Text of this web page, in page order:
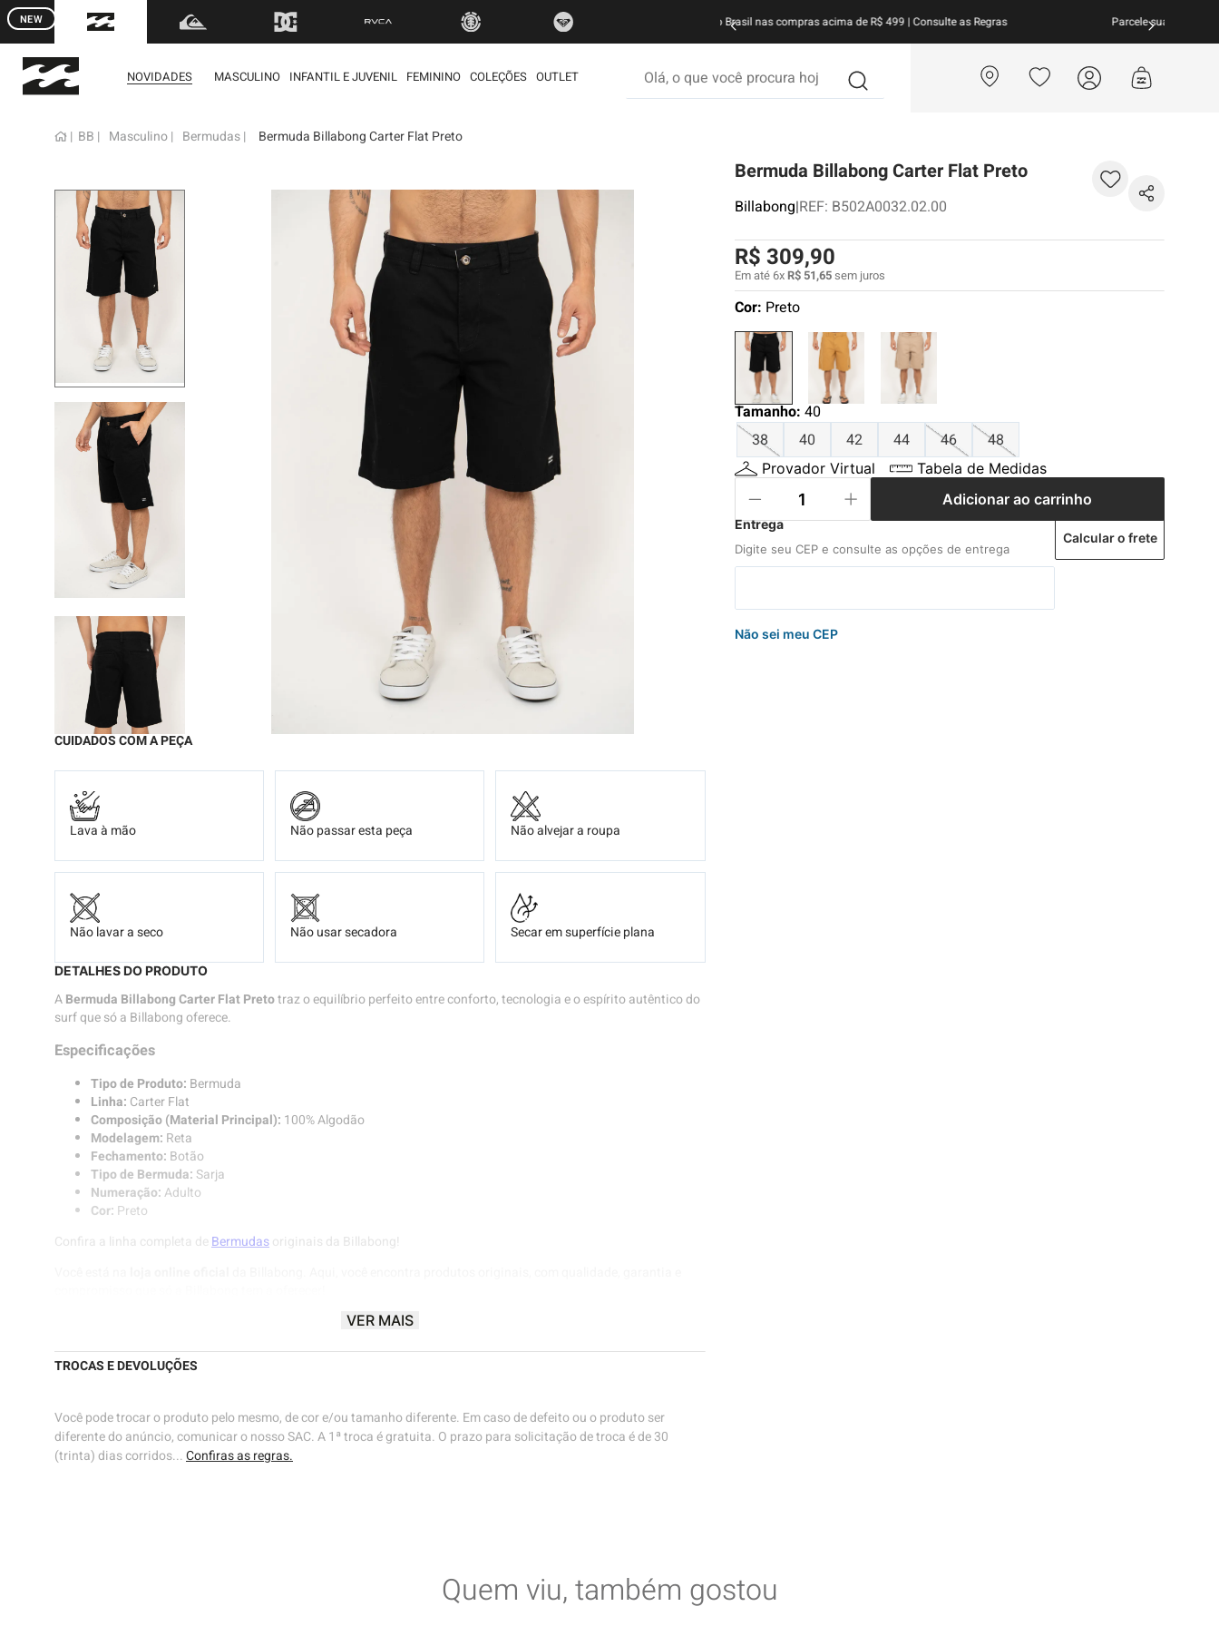
FRETE GRÁTISpara todo Brasil nas compras acima de R$ 499 | Consulte as Regras Parcele suas compras ematé 10x sem juros!
NOVIDADES MASCULINO INFANTIL E JUVENIL FEMININO COLEÇÕES OUTLET
BB Masculino Bermudas Bermuda Billabong Carter Flat Preto
NEW
CUIDADOS COM A PEÇA
Lava à mão Não passar esta peça Não alvejar a roupa
Não lavar a seco Não usar secadora Secar em superfície plana
DETALHES DO PRODUTO
ABermuda Billabong Carter Flat Pretotraz o equilíbrio perfeito entre conforto, tecnologia e o espírito autêntico do
surf que só a Billabong oferece.
Especificações
Tipo de Produto: Bermuda
Linha: Carter Flat
Composição (Material Principal): 100% Algodão
Modelagem: Reta
Fechamento: Botão
Tipo de Bermuda: Sarja
Numeração:Adulto
Cor: Preto
Confira a linha completa de Bermudasoriginais da Billabong!
VER MAIS
TROCAS E DEVOLUÇÕES
Você pode trocar o produto pelo mesmo, de cor e/ou tamanho diferente. Em caso de defeito ou o produto ser
diferente do anúncio, comunicar o nosso SAC. A 1ª troca é gratuita. O prazo para solicitação de troca é de 30
(trinta) dias corridos...Confiras as regras.
Bermuda Billabong Carter Flat Preto
Billabong|REF: B502A0032.02.00
R$ 309,90
Em até 6xR$ 51,65sem juros
Cor: Preto
Tamanho: 40
38
40 42 44 46 48
Provador Virtual
Tabela de Medidas
Adicionar ao carrinho
Não sei meu CEP
Calcular o frete
Quem viu, também gostou
termos mais buscados
2º
3º
boardshort
4
boné
5º
6º
7º
º
º
10